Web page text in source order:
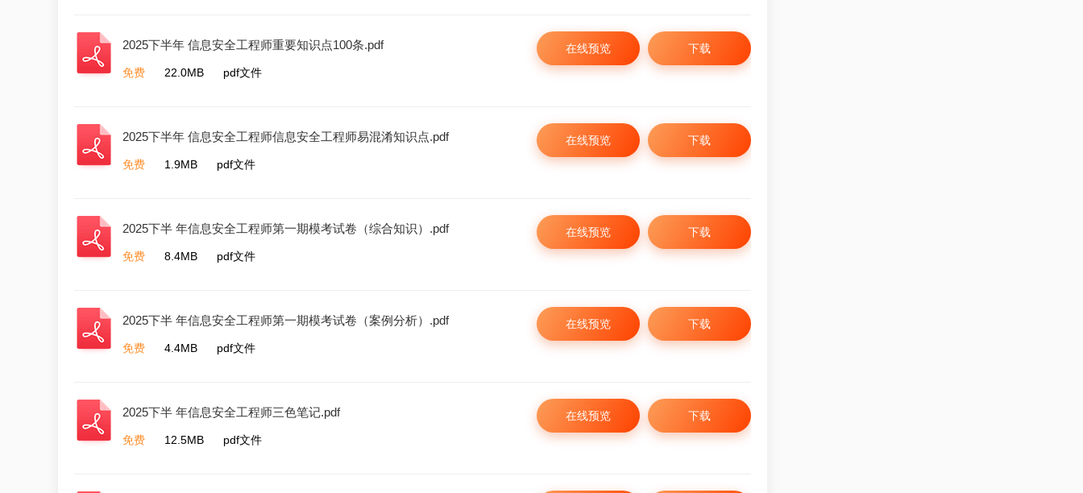
2025下半年 信息安全工程师重要知识点100条.pdf
免费 22.0MB pdf文件
下载
在线预览
2025下半年 信息安全工程师信息安全工程师易混淆知识点.pdf
免费 1.9MB pdf文件
下载
在线预览
2025下半 年信息安全工程师第一期模考试卷（综合知识）.pdf
免费 8.4MB pdf文件
下载
在线预览
2025下半 年信息安全工程师第一期模考试卷（案例分析）.pdf
免费 4.4MB pdf文件
下载
在线预览
2025下半 年信息安全工程师三色笔记.pdf
免费 12.5MB pdf文件
下载
在线预览